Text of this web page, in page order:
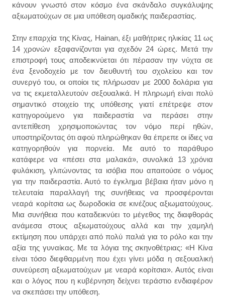
κάνουν γνωστό στον κόσμο ένα σκάνδαλο συγκάλυψης
αξιωματούχων σε μια υπόθεση ομαδικής παιδεραστίας.
Στην επαρχία της Κίνας, Hainan, έξι μαθήτριες ηλικίας 11 ως
14 χρονών εξαφανίζονται για σχεδόν 24 ώρες. Μετά την
επιστροφή τους αποδεικνύεται ότι πέρασαν την νύχτα σε
ένα ξενοδοχείο με τον διευθυντή του σχολείου και τον
συνεργό του, οι οποίοι τις πλήρωσαν με 2000 δολάρια για
να τις εκμεταλλευτούν σεξουαλικά. Η πληρωμή είναι πολύ
σημαντικό στοιχείο της υπόθεσης γιατί επέτρεψε στον
κατηγορούμενο για παιδεραστία να περάσει στην
αντεπίθεση χρησιμοποιώντας τον νόμο περί ηθών,
υποστηρίζοντας ότι αφού πληρώθηκαν θα έπρεπε οι ίδιες να
κατηγορηθούν για πορνεία. Με αυτό το παράθυρο
κατάφερε να «πέσει στα μαλακά», συνολικά 13 χρόνια
φυλάκιση, γλιτώνοντας τα ισόβια που απαιτούσε ο νόμος
για την παιδεραστία. Αυτό το έγκλημα βέβαια ήταν μόνο η
τελευταία παραλλαγή της συνήθειας να προσφέρονται
νεαρά κορίτσια ως δωροδοκία σε κινέζους αξιωματούχους.
Μια συνήθεια που καταδεικνύει το μέγεθος της διαφθοράς
ανάμεσα στους αξιωματούχους αλλά και την χαμηλή
εκτίμηση που υπάρχει από πολύ παλιά για το ρόλο και την
αξία της γυναίκας. Με τα λόγια της σκηνοθέτριας: «Η Κίνα
είναι τόσο διεφθαρμένη που έχει γίνει μόδα η σεξουαλική
συνεύρεση αξιωματούχων με νεαρά κορίτσια». Αυτός είναι
και ο λόγος που η κυβέρνηση δείχνει τεράστιο ενδιαφέρον
να σκεπάσει την υπόθεση.